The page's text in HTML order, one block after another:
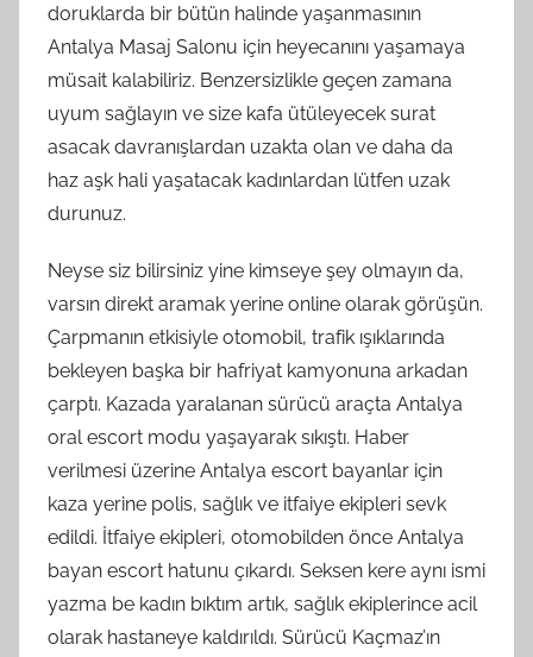
doruklarda bir bütün halinde yaşanmasının
Antalya Masaj Salonu için heyecanını yaşamaya
müsait kalabiliriz. Benzersizlikle geçen zamana
uyum sağlayın ve size kafa ütüleyecek surat
asacak davranışlardan uzakta olan ve daha da
haz aşk hali yaşatacak kadınlardan lütfen uzak
durunuz.
Neyse siz bilirsiniz yine kimseye şey olmayın da,
varsın direkt aramak yerine online olarak görüşün.
Çarpmanın etkisiyle otomobil, trafik ışıklarında
bekleyen başka bir hafriyat kamyonuna arkadan
çarptı. Kazada yaralanan sürücü araçta Antalya
oral escort modu yaşayarak sıkıştı. Haber
verilmesi üzerine Antalya escort bayanlar için
kaza yerine polis, sağlık ve itfaiye ekipleri sevk
edildi. İtfaiye ekipleri, otomobilden önce Antalya
bayan escort hatunu çıkardı. Seksen kere aynı ismi
yazma be kadın bıktım artık, sağlık ekiplerince acil
olarak hastaneye kaldırıldı. Sürücü Kaçmaz’ın